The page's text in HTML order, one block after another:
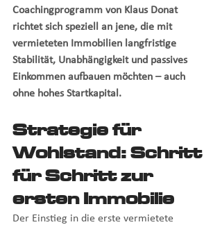
Coachingprogramm von Klaus Donat
richtet sich speziell an jene, die mit
vermieteten Immobilien langfristige
Stabilität, Unabhängigkeit und passives
Einkommen aufbauen möchten – auch
ohne hohes Startkapital.
Strategie für
Wohlstand: Schritt
für Schritt zur
ersten Immobilie
Der Einstieg in die erste vermietete